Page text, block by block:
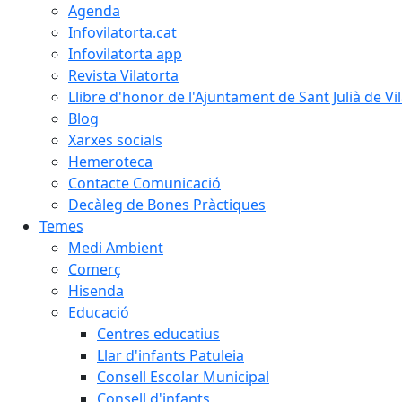
Agenda
Infovilatorta.cat
Infovilatorta app
Revista Vilatorta
Llibre d'honor de l'Ajuntament de Sant Julià de
Blog
Xarxes socials
Hemeroteca
Contacte Comunicació
Decàleg de Bones Pràctiques
Temes
Medi Ambient
Comerç
Hisenda
Educació
Centres educatius
Llar d'infants Patuleia
Consell Escolar Municipal